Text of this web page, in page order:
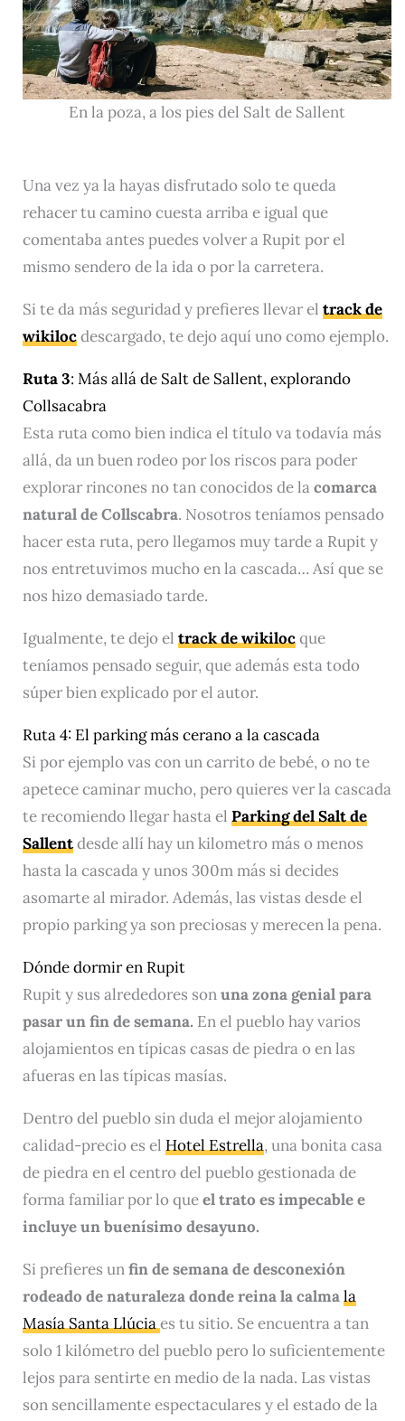
En la poza, a los pies del Salt de Sallent
Una vez ya la hayas disfrutado solo te queda
rehacer tu camino cuesta arriba e igual que
comentaba antes puedes volver a Rupit por el
mismo sendero de la ida o por la carretera.
Si te da más seguridad y prefieres llevar el track de
wikilocdescargado, te dejo aquí uno como ejemplo.
Ruta 3: Más allá de Salt de Sallent, explorando
Collsacabra
Esta ruta como bien indica el título va todavía más
allá, da un buen rodeo por los riscos para poder
explorar rincones no tan conocidos de lacomarca
natural de Collscabra. Nosotros teníamos pensado
hacer esta ruta, pero llegamos muy tarde a Rupit y
nos entretuvimos mucho en la cascada… Así que se
nos hizo demasiado tarde.
Igualmente, te dejo el track de wikilocque
teníamos pensado seguir, que además esta todo
súper bien explicado por el autor.
Ruta 4: El parking más cerano a la cascada
Si por ejemplo vas con un carrito de bebé, o no te
apetece caminar mucho, pero quieres ver la cascada
te recomiendo llegar hasta el Parking del Salt de
Sallentdesde allí hay un kilometro más o menos
hasta la cascada y unos 300m más si decides
asomarte al mirador. Además, las vistas desde el
propio parking ya son preciosas y merecen la pena.
Dónde dormir en Rupit
Rupit y sus alrededores sonuna zona genial para
pasar un fin de semana. En el pueblo hay varios
alojamientos en típicas casas de piedra o en las
afueras en las típicas masías.
Dentro del pueblo sin duda el mejor alojamiento
calidad-precio es el Hotel Estrella, una bonita casa
de piedra en el centro del pueblo gestionada de
forma familiar por lo queel trato es impecable e
incluye un buenísimo desayuno.
Si prefieres unfin de semana de desconexión
rodeado de naturaleza donde reina la calmala
Masía Santa Llúciaes tu sitio. Se encuentra a tan
solo 1 kilómetro del pueblo pero lo suficientemente
lejos para sentirte en medio de la nada. Las vistas
son sencillamente espectaculares y el estado de la